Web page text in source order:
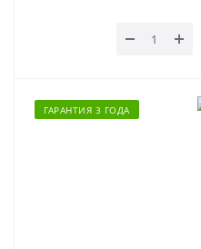
ГАРАНТИЯ 3 ГОДА